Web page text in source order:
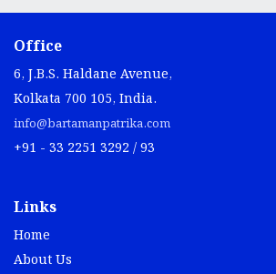
Office
6, J.B.S. Haldane Avenue,
Kolkata 700 105, India.
info@bartamanpatrika.com
+91 - 33 2251 3292 / 93
Links
Home
About Us